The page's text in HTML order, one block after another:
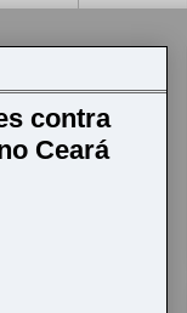
contra
Ceará